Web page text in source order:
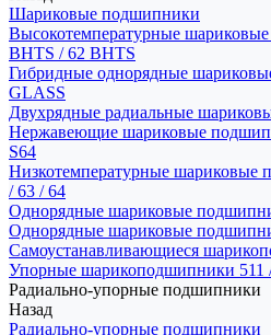
Шариковые подшипники
Высокотемпературные
BHTS / 62 BHTS
Гибридные однорядные
GLASS
Двухрядные радиальные
Нержавеющие шариковые
S64
Низкотемпературные шариковые
/ 63 / 64
Однорядные шариковые
Однорядные шариковые
Самоустанавливающиеся
Упорные шарикоподшипники 511
Радиально-упорные подшипники
Назад
Радиально-упорные подшипники